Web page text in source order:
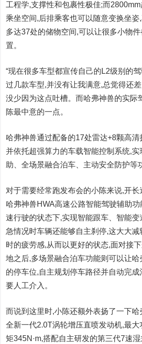
工程学,支撑性和包裹性极佳;而
乘坐空间,后排乘客也可以随意变换坐
多达37处的储物空间,可以让很多小物
置。
“现在很多车型都宣传自己的L2级别的
过几款车型,并没有让我满意,总觉得还
没少因为这点吐槽。而哈弗神兽的实际
陈最中意的一点。
哈弗神兽通过配备的17处雷达+8颗高
并依托超强算力的车载智能控制系统,
助、全场景融合泊车、主动安全防护等
对于需要经常跑发布会的小陈来说,开
哈弗神兽HWA高速公路智能驾驶辅助
速行驶的状态下,实现智能跟车、智能变
急情况时车辆还能够自主刹停,这大大
时的疲劳感,从而以更好的状态,面对接
地之后,多场景融合泊车功能则可以让
的停车位,自主规划停车路径并自动完
要人工介入。
而说到这里时,小陈还额外表扬了一下哈
全新一代2.0T涡轮增压直喷发动机,最大
矩345N·m,搭配自主研发的第三代7速